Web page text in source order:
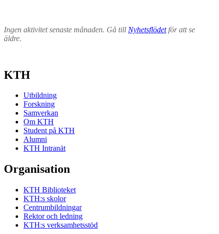
Ingen aktivitet senaste månaden. Gå till Nyhetsflödetför att se
äldre.
KTH
Utbildning
Forskning
Samverkan
Om KTH
Student på KTH
Alumni
KTH Intranät
Organisation
KTH Biblioteket
KTH:s skolor
Centrumbildningar
Rektor och ledning
KTH:s verksamhetsstöd